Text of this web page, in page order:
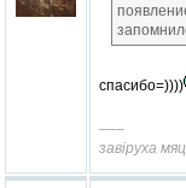
спасибо=))))
–––
завiруха